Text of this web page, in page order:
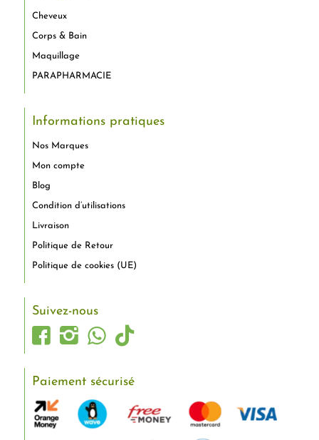
Cheveux
Corps & Bain
Maquillage
PARAPHARMACIE
Informations pratiques
Nos Marques
Mon compte
Blog
Condition d’utilisations
Livraison
Politique de Retour
Politique de cookies (UE)
Suivez-nous
Paiement sécurisé